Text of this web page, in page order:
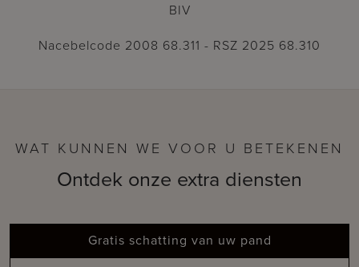
BIV
Nacebelcode 2008 68.311 - RSZ 2025 68.310
WAT KUNNEN WE VOOR U BETEKENEN
Ontdek onze extra diensten
Gratis schatting van uw pand